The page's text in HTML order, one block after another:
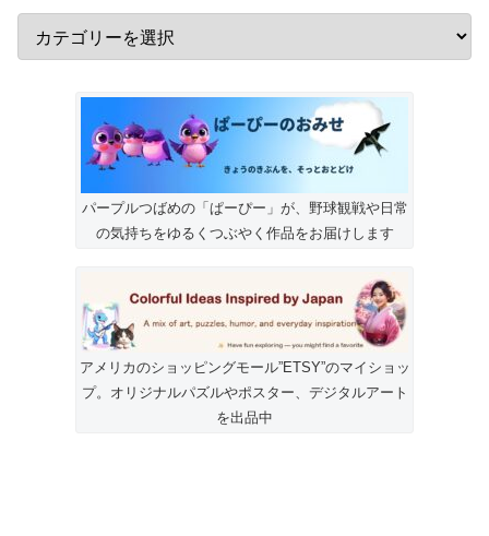
パープルつばめの「ぱーぴー」が、野球観戦や日常
の気持ちをゆるくつぶやく作品をお届けします
アメリカのショッピングモール”ETSY”のマイショッ
プ。オリジナルパズルやポスター、デジタルアート
を出品中